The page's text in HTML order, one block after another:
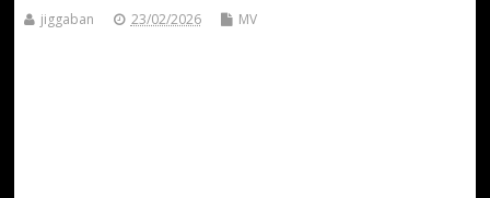
jiggaban 23/02/2026 MV